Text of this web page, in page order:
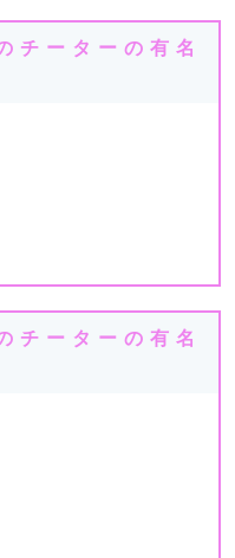
チーターの有名
チーターの有名